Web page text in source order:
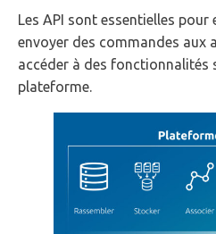
Les API sont essentielles pour
envoyer des commandes aux
accéder à des fonctionnalités
plateforme.